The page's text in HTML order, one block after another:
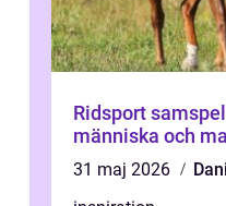
Ridsport samspelet mellan häst,
människa och
31 maj 2026